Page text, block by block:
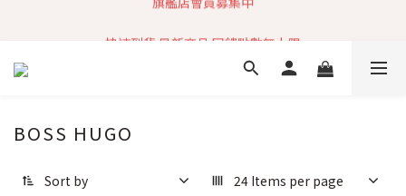
快速到貨 最新商品 回饋點數無上限
加入社群 獲取最新商品資訊
BOSS HUGO
Sort by 24 Items per page